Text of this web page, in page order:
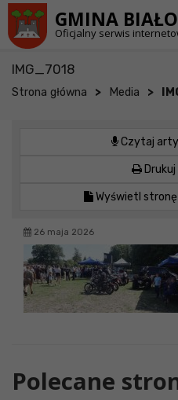
GMINA
Oficjalny serwis
IMG_7018
Strona główna > Media >
Czytaj
Wyświetl stronę
26 maja 2026
Polecane